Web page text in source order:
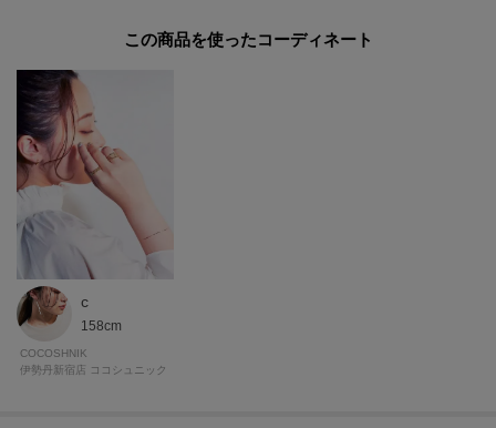
この商品を使った
c
158cm
COCOSHNIK
伊勢丹新宿店 ココシュニック